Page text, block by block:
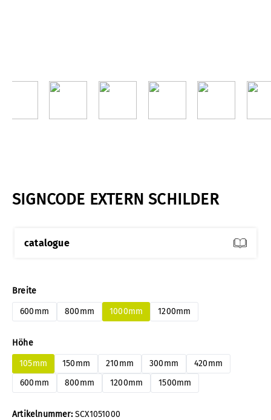
SIGNCODE EXTERN SCHILDER
catalogue
Artikelnummer:SCX1051000
Breiteauswählen
600mm 800mm 1000mm 1200mm
Höheauswählen
105mm 150mm 210mm 300mm
420mm
600mm
800mm 1200mm 1500mm